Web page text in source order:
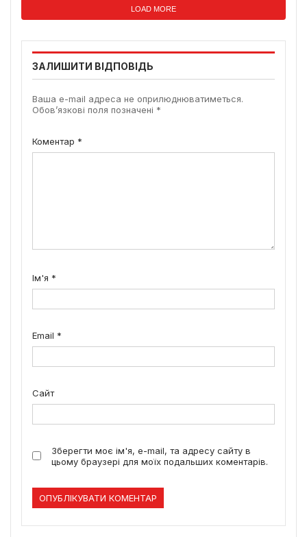
LOAD MORE
ЗАЛИШИТИ ВІДПОВІДЬ
Ваша e-mail адреса не оприлюднюватиметься.
Обов’язкові поля позначені *
Коментар *
Ім'я *
Email *
Сайт
Зберегти моє ім'я, e-mail, та адресу сайту в
цьому браузері для моїх подальших коментарів.